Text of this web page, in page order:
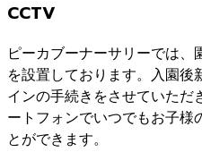
CCTV
ピーカブーナーサリーでは
を設置しております。入園
インの手続きをさせていた
ートフォンでいつでもお子様
とができます。